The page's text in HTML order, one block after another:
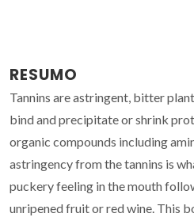
RESUMO
Tannins are astringent, bitter
bind and precipitate or shrink
organic compounds including
astringency from the tannins is
puckery feeling in the mouth
unripened fruit or red wine. This